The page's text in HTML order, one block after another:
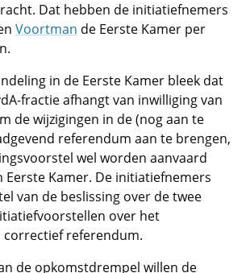
Dat hebben de initiatiefnemers
Voortman de Eerste Kamer per
in de Eerste Kamer bleek dat
fractie afhangt van inwilliging van
de wijzigingen in de (nog aan te
referendum aan te brengen,
wel worden aanvaard
Eerste Kamer. De initiatiefnemers
van de beslissing over de twee
over het
correctief referendum.
de opkomstdrempel willen de